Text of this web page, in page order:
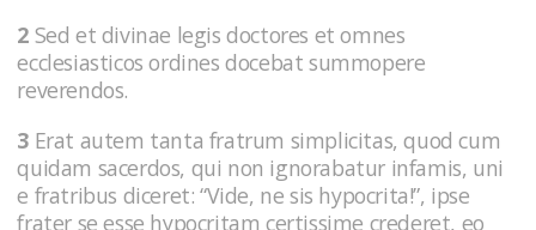
2 Sed et divinae legis doctores et omnes
ecclesiasticos ordines docebat summopere
reverendos.
3 Erat autem tanta fratrum simplicitas, quod cum
quidam sacerdos, qui non ignorabatur infamis, uni
e fratribus diceret: “Vide, ne sis hypocrita!”, ipse
frater se esse hypocritam certissime crederet, eo